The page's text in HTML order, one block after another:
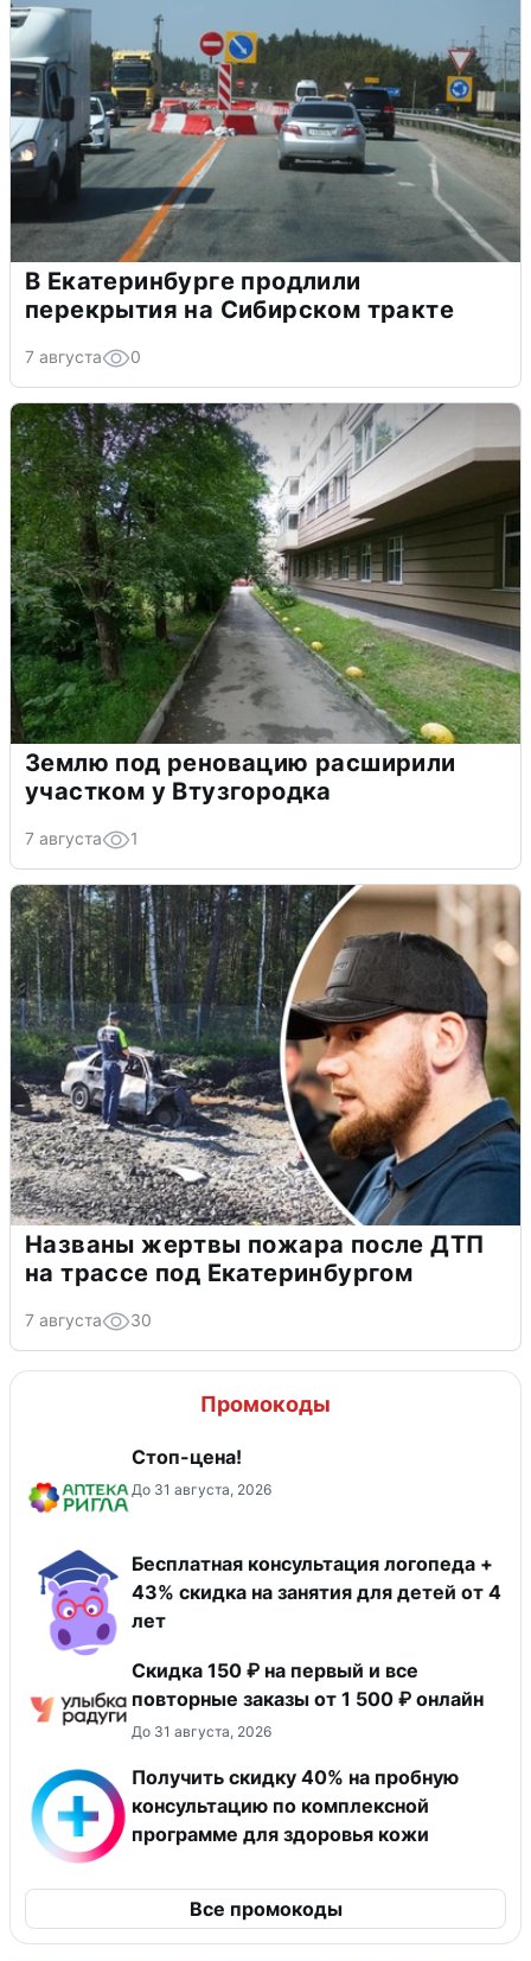
В Екатеринбурге продлили
перекрытия на Сибирском тракте
7 августа 0
Землю под реновацию расширили
участком у Втузгородка
7 августа 1
Названы жертвы пожара после ДТП
на трассе под Екатеринбургом
7 августа 30
Промокоды
Стоп-цена!
До 31 августа, 2026
Бесплатная консультация логопеда +
43% скидка на занятия для детей от 4
лет
Скидка 150 ₽ на первый и все
повторные заказы от 1 500 ₽ онлайн
До 31 августа, 2026
Получить скидку 40% на пробную
консультацию по комплексной
программе для здоровья кожи
Все промокоды